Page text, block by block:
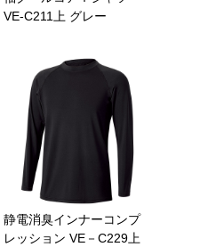
VE-C211上 グレー
静電消臭インナーコンプ
レッション VE－C229上